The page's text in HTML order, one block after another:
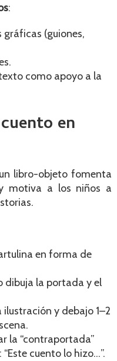
:
(guiones,
como apoyo a la
en
libro-objeto fomenta
motiva a los niños a
en forma de
dibuja la portada y el
y debajo 1–2
la “contraportada”
cuento lo hizo…”.